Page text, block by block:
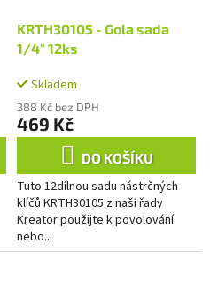
KRTH30105 - Gola sada
1/4" 12ks
Skladem
388 Kč bez DPH
469 Kč
DO KOŠÍKU
Tuto 12dílnou sadu nástrčných
klíčů KRTH30105 z naší řady
Kreator použijte k povolování
nebo...